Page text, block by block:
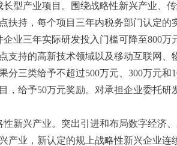
长型产业项目。围绕战略性新兴产业、
扶持，每个项目三年内税务部门认定
企业三年实际研发投入门槛可降至800
支持的高新技术领域以及移动互联网
分三类给予不超过500万元、300万元
，给予50万元奖励。对承担企业委托
性新兴产业。突出引进和布局数字经济
产业，新认定的规上战略性新兴企业